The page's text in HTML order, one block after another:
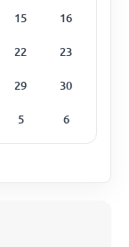
15 16
22 23
29 30
5 6